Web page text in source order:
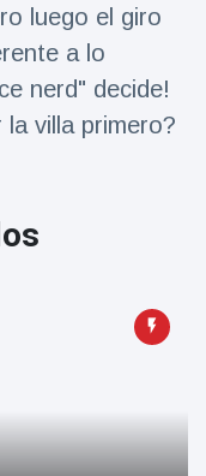
luego el giro
a lo
nerd" decide!
villa primero?